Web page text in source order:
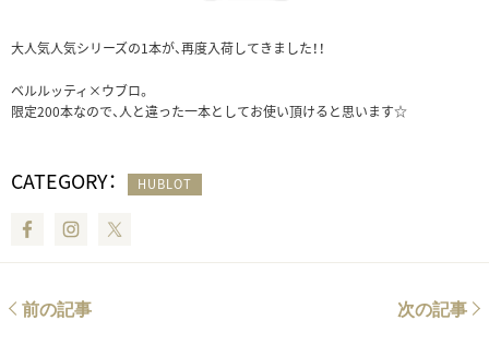
大人気人気シリーズの1本が、再度入荷してきました！！
ベルルッティ×ウブロ。
限定200本なので、人と違った一本としてお使い頂けると思います☆
CATEGORY： HUBLOT
FacebookInstagram
前の記事 次の記事